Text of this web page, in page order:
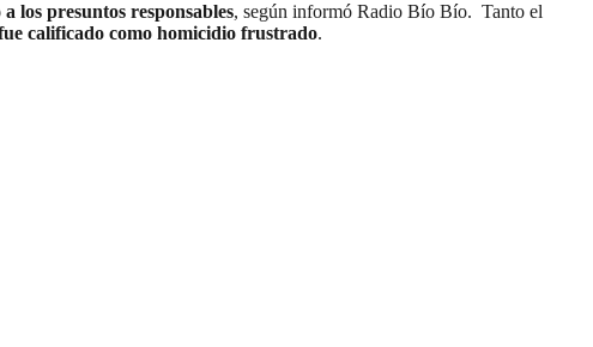
los presuntos responsables, según informó Radio Bío Bío. Tanto el
calificado como homicidio frustrado.